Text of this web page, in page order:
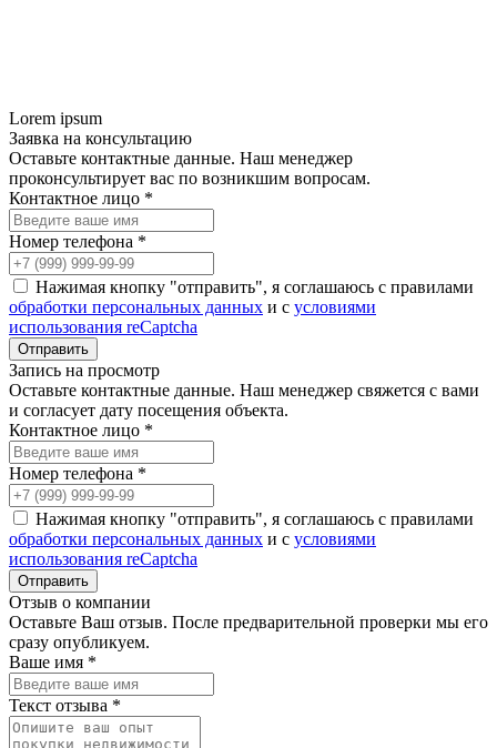
Lorem ipsum
Заявка на консультацию
Оставьте контактные данные. Наш менеджер
проконсультирует вас по возникшим вопросам.
Контактное лицо *
Номер телефона *
Нажимая кнопку "отправить", я соглашаюсь с правилами
обработки персональных данных и с условиями
использования reCaptcha
Запись на просмотр
Оставьте контактные данные. Наш менеджер свяжется с вами
и согласует дату посещения объекта.
Контактное лицо *
Номер телефона *
Нажимая кнопку "отправить", я соглашаюсь с правилами
обработки персональных данных и с условиями
использования reCaptcha
Отзыв о компании
Оставьте Ваш отзыв. После предварительной проверки мы его
сразу опубликуем.
Ваше имя *
Текст отзыва *